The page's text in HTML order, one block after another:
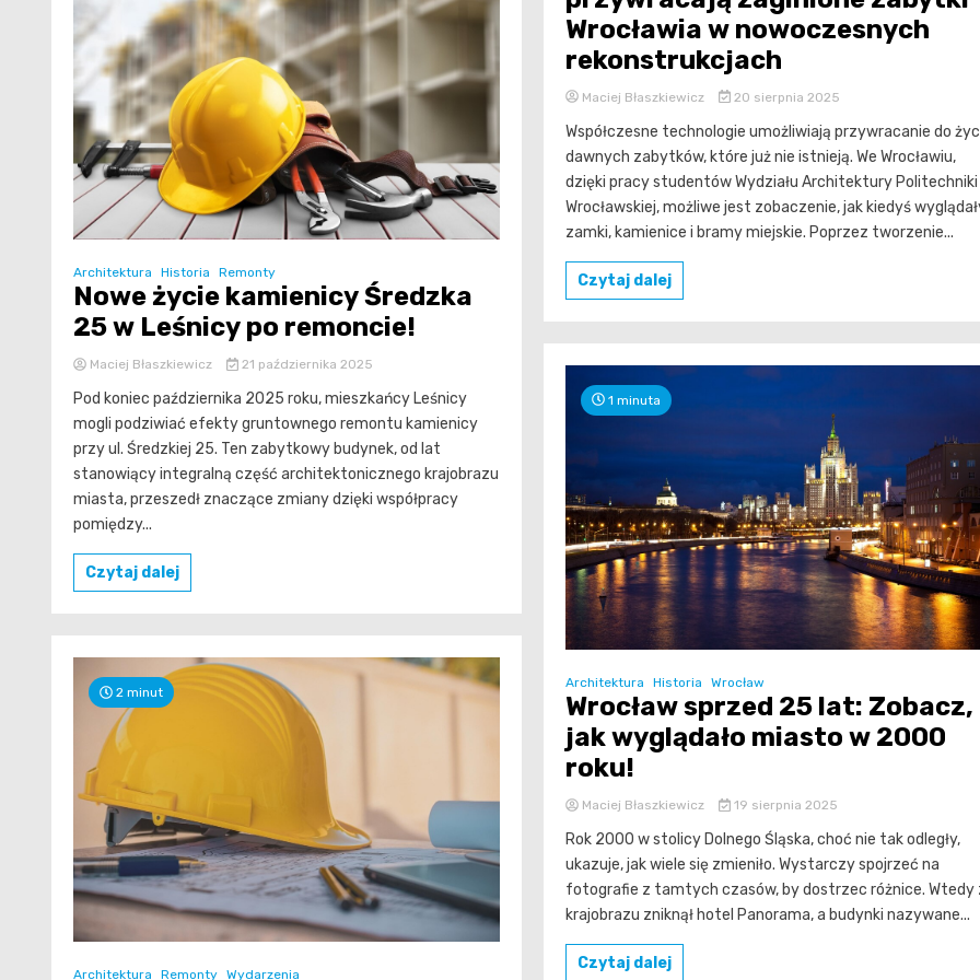
Architektura Historia Remonty
Nowe życie kamienicy Średzka
25 w Leśnicy po remoncie!
Maciej Błaszkiewicz 21 października 2025
Pod koniec października 2025 roku, mieszkańcy Leśnicy
mogli podziwiać efekty gruntownego remontu kamienicy
przy ul. Średzkiej 25. Ten zabytkowy budynek, od lat
stanowiący integralną część architektonicznego krajobrazu
miasta, przeszedł znaczące zmiany dzięki współpracy
pomiędzy...
Czytaj dalej
2 minut
Architektura Remonty Wydarzenia
Wrocławia w nowoczesnych
rekonstrukcjach
Maciej Błaszkiewicz 20 sierpnia 2025
Współczesne technologie umożliwiają przywracanie do
dawnych zabytków, które już nie istnieją. We Wrocławiu,
dzięki pracy studentów Wydziału Architektury Politechniki
Wrocławskiej, możliwe jest zobaczenie, jak kiedyś
zamki, kamienice i bramy miejskie. Poprzez tworzenie...
Czytaj dalej
1 minuta
Architektura Historia Wrocław
Wrocław sprzed 25 lat: Zobacz,
jak wyglądało miasto w 2000
roku!
Maciej Błaszkiewicz 19 sierpnia 2025
Rok 2000 w stolicy Dolnego Śląska, choć nie tak odległy,
ukazuje, jak wiele się zmieniło. Wystarczy spojrzeć na
fotografie z tamtych czasów, by dostrzec różnice. Wtedy
krajobrazu zniknął hotel Panorama, a budynki nazywane...
Czytaj dalej